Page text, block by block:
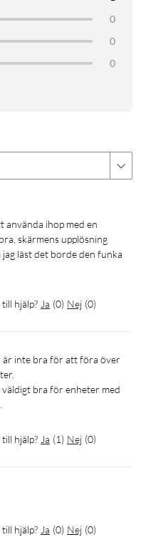
0
0
0
skärmens upplösning
jag läst det borde den funka
hjälp? Ja (0) Nej (0)
bra för enheter med
hjälp? Ja (1) Nej (0)
hjälp? Ja (0) Nej (0)